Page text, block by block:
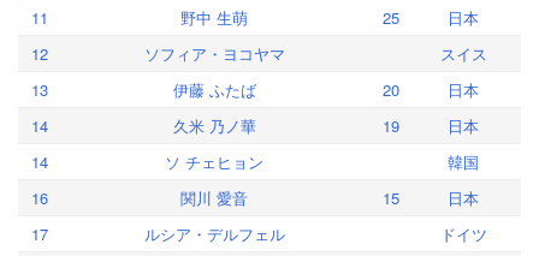
11
野中 生萌 25
日本
12
ソフィア・ヨコヤマ
スイス
13
伊藤 ふたば 20
日本
14
久米 乃ノ華 19
日本
14
ソ チェヒョン
韓国
16
関川 愛音 15
日本
17
ルシア・デルフェル
ドイツ